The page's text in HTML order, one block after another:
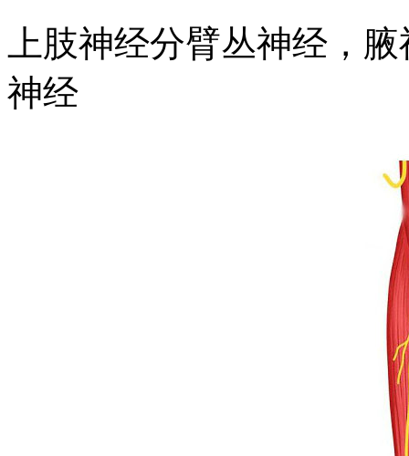
上肢神经分臂丛神经，
神经